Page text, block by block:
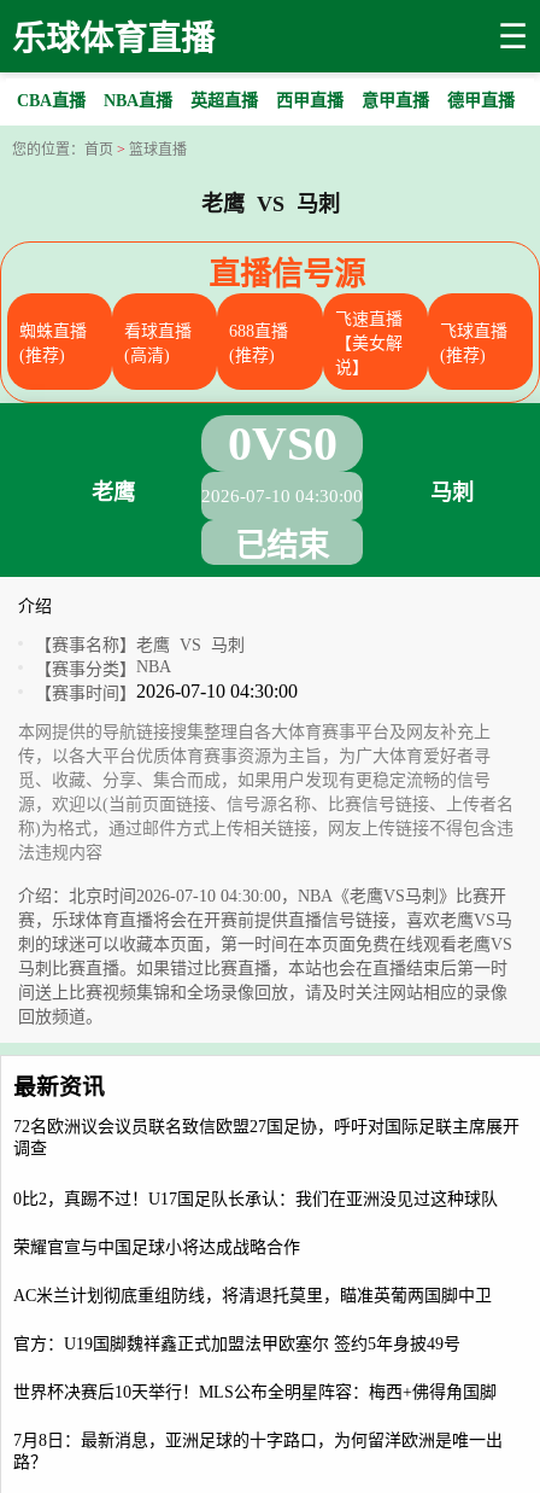
乐球体育直播 ☰
CBA直播 NBA直播 英超直播 西甲直播 意甲直播 德甲直播
您的位置： 首页 > 篮球直播
老鹰 VS 马刺
直播信号源
蜘蛛直播
(推荐)
看球直播
(高清)
688直播
(推荐)
飞速直播
【美女解
说】
飞球直播
(推荐)
老鹰
0VS0
2026-07-10 04:30:00
已结束
马刺
介绍
【赛事名称】 老鹰 VS 马刺
【赛事分类】 NBA
【赛事时间】 2026-07-10 04:30:00
本网提供的导航链接搜集整理自各大体育赛事平台及网友补充上
传，以各大平台优质体育赛事资源为主旨，为广大体育爱好者寻
觅、收藏、分享、集合而成，如果用户发现有更稳定流畅的信号
源，欢迎以(当前页面链接、信号源名称、比赛信号链接、上传者名
称)为格式，通过邮件方式上传相关链接，网友上传链接不得包含违
法违规内容
介绍：北京时间2026-07-10 04:30:00，NBA《老鹰VS马刺》比赛开
赛，乐球体育直播将会在开赛前提供直播信号链接，喜欢老鹰VS马
刺的球迷可以收藏本页面，第一时间在本页面免费在线观看老鹰VS
马刺比赛直播。如果错过比赛直播，本站也会在直播结束后第一时
间送上比赛视频集锦和全场录像回放，请及时关注网站相应的录像
回放频道。
最新资讯
72名欧洲议会议员联名致信欧盟27国足协，呼吁对国际足联主席展开
调查
0比2，真踢不过！U17国足队长承认：我们在亚洲没见过这种球队
荣耀官宣与中国足球小将达成战略合作
AC米兰计划彻底重组防线，将清退托莫里，瞄准英葡两国脚中卫
官方：U19国脚魏祥鑫正式加盟法甲欧塞尔 签约5年身披49号
世界杯决赛后10天举行！MLS公布全明星阵容：梅西+佛得角国脚
7月8日：最新消息，亚洲足球的十字路口，为何留洋欧洲是唯一出
路？